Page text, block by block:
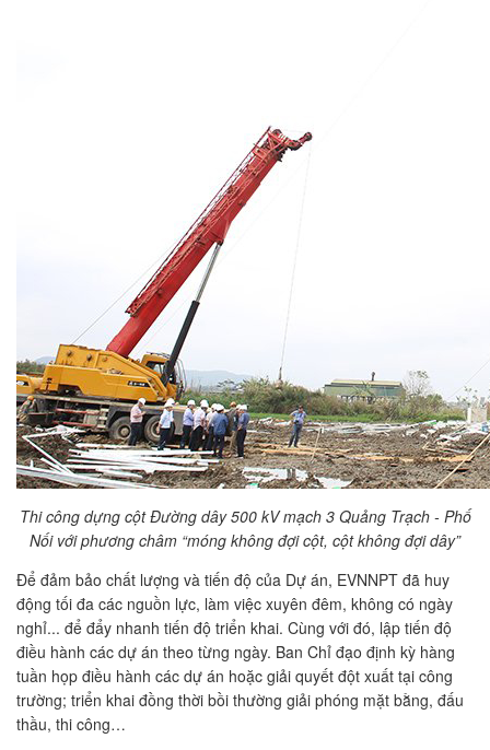
Thi công dựng cột Đường dây500 kV mạch 3 Quảng Trạch - Phố
Nối với phương châm “móng không đợi cột, cột không đợi dây”
Để đảm bảo chất lượng và tiến độ của Dự án, EVNNPT đã huy
động tối đa các nguồn lực, làm việc xuyên đêm, không có ngày
nghỉ... để đẩy nhanh tiến độ triển khai. Cùng với đó, lập tiến độ
điều hành các dự án theo từng ngày. Ban Chỉ đạo định kỳ hàng
tuần họp điều hành các dự án hoặc giải quyết đột xuất tại công
trường; triển khai đồng thời bồi thường giải phóng mặt bằng, đấu
thầu, thi công…